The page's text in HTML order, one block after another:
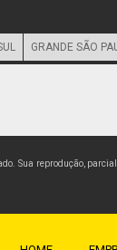
GRANDE SÃO
Sua reprodução,